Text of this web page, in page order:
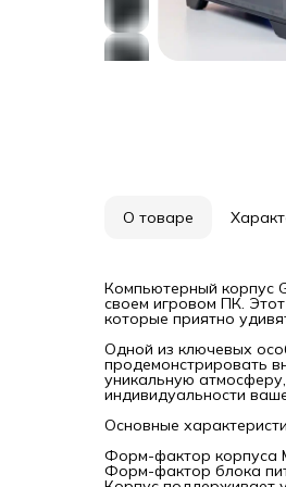
О товаре
Компьютерный корпус
своем игровом ПК.
которые приятно
Одной из ключевых
продемонстрировать
уникальную
индивидуальности
Основные
Форм-фактор корпуса
Форм-фактор блока